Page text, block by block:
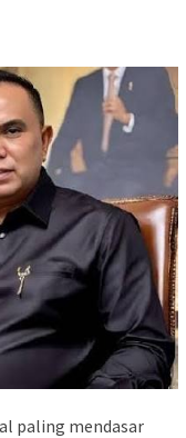
paling mendasar